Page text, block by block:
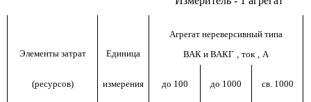
Элементы затрат Единица
Агрегат нереверсивный типа
ВАК и ВАКГ
ток А
(ресурсов) измерения до 100 до 1000 св. 1000